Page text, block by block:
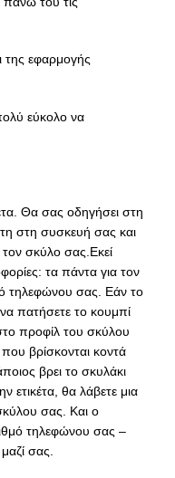
της εφαρμογής
εύκολο να
Θα σας οδηγήσει στη
στη συσκευή σας και
σκύλο σας.Εκεί
τα πάντα για τον
τηλεφώνου σας. Εάν το
να πατήσετε το κουμπί
στο προφίλ του σκύλου
βρίσκονται κοντά
βρει το σκυλάκι
ετικέτα, θα λάβετε μια
σας. Και ο
τηλεφώνου σας –
σας.